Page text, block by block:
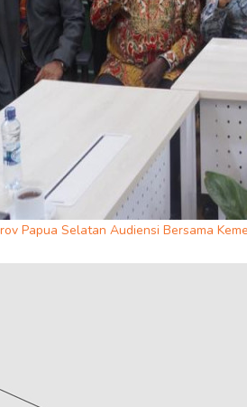
Papua Selatan Audiensi Bersama